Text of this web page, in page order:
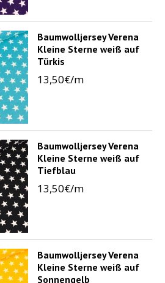
Baumwolljersey Verena
Kleine Sterne weiß auf
Türkis
13,50€/m
Baumwolljersey Verena
Kleine Sterne weiß auf
Tiefblau
13,50€/m
Baumwolljersey Verena
Kleine Sterne weiß auf
Sonnengelb